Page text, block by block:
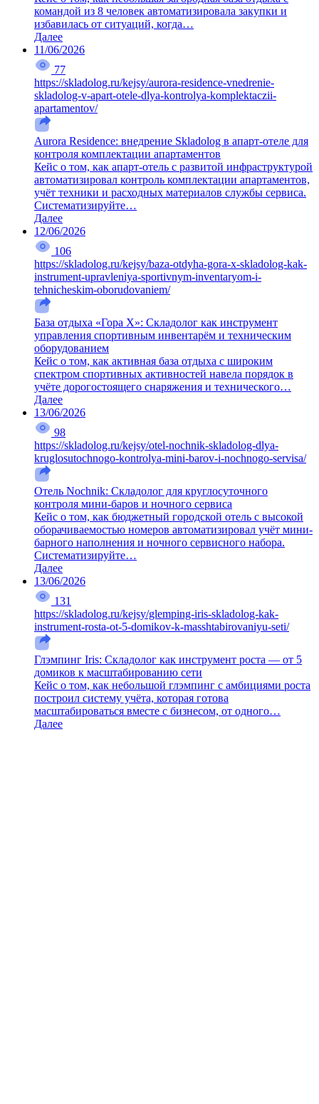
командой из 8 человек автоматизировала закупки и
избавилась от ситуаций, когда…
Далее
11/06/2026
77
https://skladolog.ru/kejsy/aurora-residence-vnedrenie-
skladolog-v-apart-otele-dlya-kontrolya-komplektaczii-
apartamentov/
Aurora Residence: внедрение Skladolog в апарт-отеле для
контроля комплектации апартаментов
Кейс о том, как апарт-отель с развитой инфраструктурой
автоматизировал контроль комплектации апартаментов,
учёт техники и расходных материалов службы сервиса.
Систематизируйте…
Далее
12/06/2026
106
https://skladolog.ru/kejsy/baza-otdyha-gora-x-skladolog-kak-
instrument-upravleniya-sportivnym-inventaryom-i-
tehnicheskim-oborudovaniem/
База отдыха «Гора X»: Складолог как инструмент
управления спортивным инвентарём и техническим
оборудованием
Кейс о том, как активная база отдыха с широким
спектром спортивных активностей навела порядок в
учёте дорогостоящего снаряжения и технического…
Далее
13/06/2026
98
https://skladolog.ru/kejsy/otel-nochnik-skladolog-dlya-
kruglosutochnogo-kontrolya-mini-barov-i-nochnogo-servisa/
Отель Nochnik: Складолог для круглосуточного
контроля мини-баров и ночного сервиса
Кейс о том, как бюджетный городской отель с высокой
оборачиваемостью номеров автоматизировал учёт мини-
барного наполнения и ночного сервисного набора.
Систематизируйте…
Далее
13/06/2026
131
https://skladolog.ru/kejsy/glemping-iris-skladolog-kak-
instrument-rosta-ot-5-domikov-k-masshtabirovaniyu-seti/
Глэмпинг Iris: Складолог как инструмент роста — от 5
домиков к масштабированию сети
Кейс о том, как небольшой глэмпинг с амбициями роста
построил систему учёта, которая готова
масштабироваться вместе с бизнесом, от одного…
Далее